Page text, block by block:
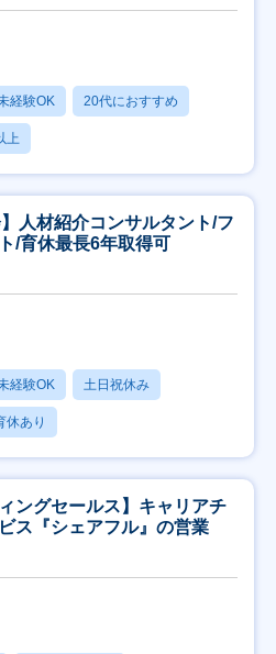
経験OK 20代におすすめ
上
人材紹介コンサルタント/フ
/育休最長6年取得可
経験OK 土日祝休み
休あり
ングセールス】キャリアチ
ス『シェアフル』の営業